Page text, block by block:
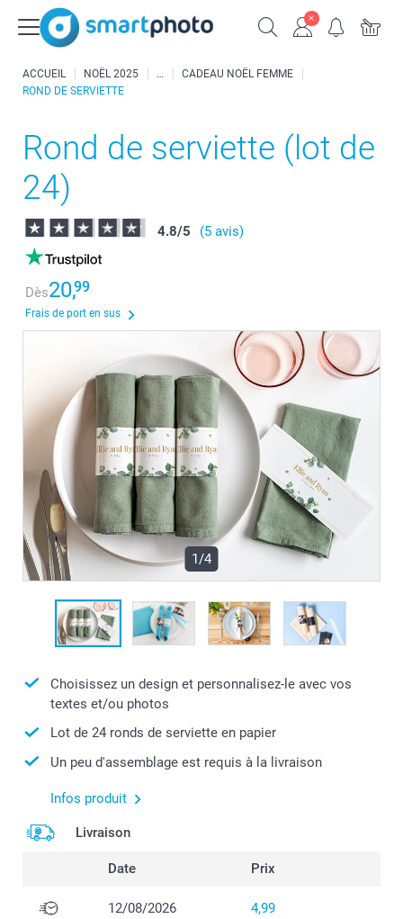
ACCUEIL NOËL 2025
CADEAU NOËL FEMME
ROND DE SERVIETTE
Rond de serviette (lot de
24)
4.8/5 (5 avis)
Dès20,99
Frais de port en sus
1/4
Choisissez un design et personnalisez-le avec vos
textes et/ou photos
Lot de 24 ronds de serviette en papier
Un peu d'assemblage est requis à la livraison
Infos produit
Livraison
Date Prix
12/08/2026 4,99